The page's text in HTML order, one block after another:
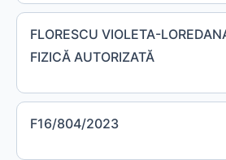
FLORESCU VIOLETA-
FIZICĂ AUTORIZATĂ
F16/804/2023